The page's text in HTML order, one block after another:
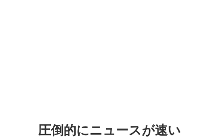
圧倒的にニュースが速い